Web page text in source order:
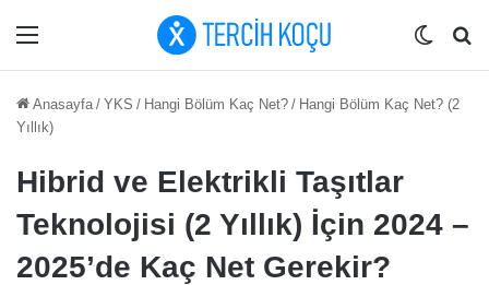
Menü Dış
Anasayfa / YKS / Hangi Bölüm Kaç Net? / Hangi Bölüm Kaç Net? (2
Yıllık)
Hibrid ve Elektrikli Taşıtlar
Teknolojisi (2 Yıllık) İçin 2024 –
2025’de Kaç Net Gerekir?